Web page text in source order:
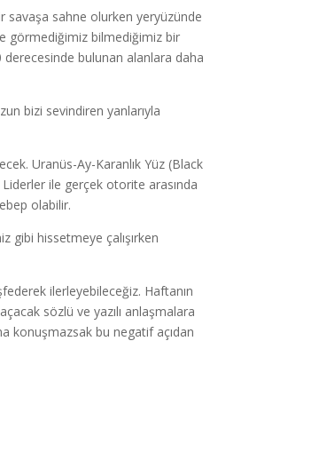
savaşa sahne olurken yeryüzünde
görmediğimiz bilmediğimiz bir
derecesinde bulunan alanlara daha
bizi sevindiren yanlarıyla
Uranüs-Ay-Karanlık Yüz (Black
Liderler ile gerçek otorite arasında
olabilir.
gibi hissetmeye çalışırken
ilerleyebileceğiz. Haftanın
sözlü ve yazılı anlaşmalara
konuşmazsak bu negatif açıdan